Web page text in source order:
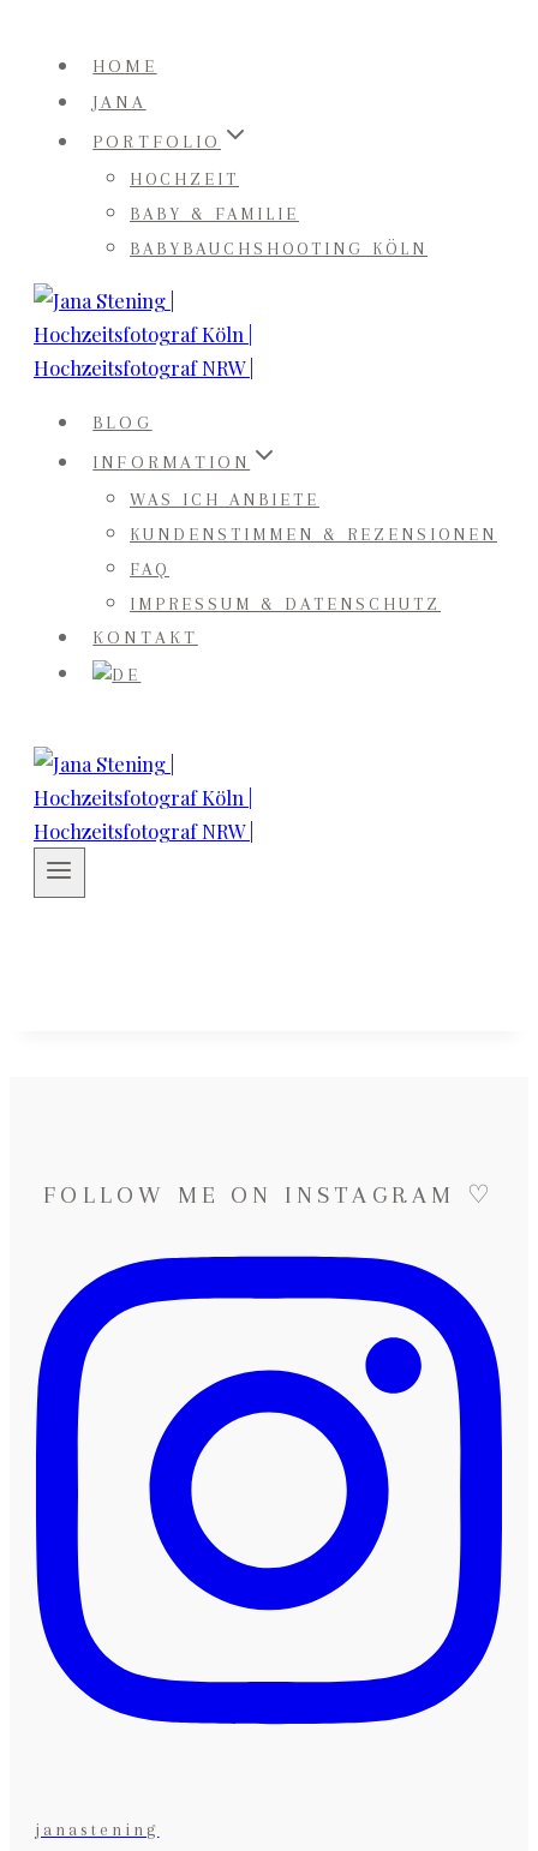
Inhalt
springen
HOME
JANA
PORTFOLIO
HOCHZEIT
BABY & FAMILIE
BABYBAUCHSHOOTING KÖLN
BLOG
INFORMATION
WAS ICH ANBIETE
KUNDENSTIMMEN & REZENSIONEN
FAQ
IMPRESSUM & DATENSCHUTZ
KONTAKT
FOLLOW ME ON INSTAGRAM ♡
janastening